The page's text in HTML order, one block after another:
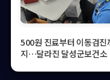
500원 진료부터 이동검진
지…달라진 달성군보건소